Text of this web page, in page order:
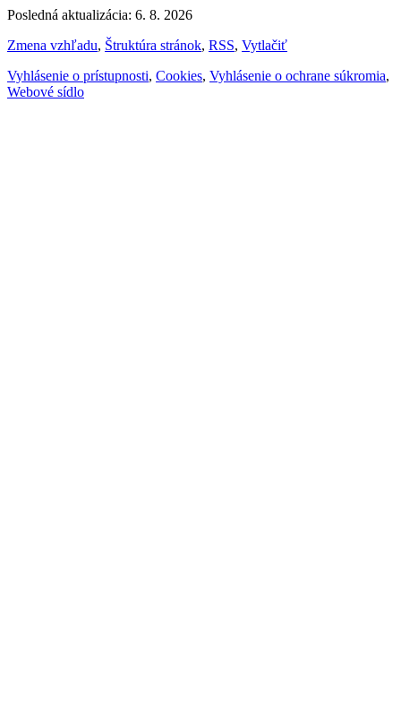
Posledná aktualizácia: 6. 8. 2026
Zmena vzhľadu, Štruktúra stránok, RSS, Vytlačiť
Vyhlásenie o prístupnosti, Cookies, Vyhlásenie o ochrane súkromia,
Webové sídlo